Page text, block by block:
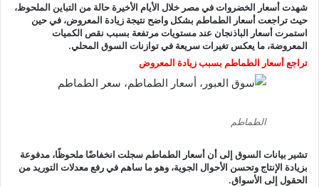
شهدتأسعار الخضروات في مصر خلال الأيام الأخيرة حالة من التباين الملحوظ،
حيث تراجعت أسعار الطماطم بشكل واضح نتيجة زيادة المعروض، في حين
استمرت أسعار الباذنجان عند مستويات مرتفعة بسبب نقص الكميات
المعروضة، ما يعكس تغيرات سريعة في توازنات السوق المحلي.
تراجع أسعار الطماطم بسبب زيادة المعروض
الطماطم
تشير بيانات السوق إلى أن أسعار الطماطم سجلت انخفاضًا ملحوظًا، مدفوعة
بزيادة الإنتاج وتحسن الأحوال الجوية، وهو ما ساهم في رفع معدلات التوريد من
الحقول إلى الأسواق.